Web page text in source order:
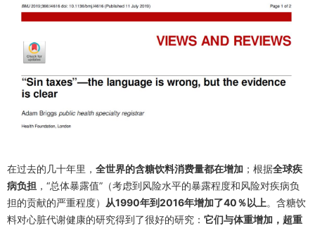
在过去的几十年里， 全世界的含糖饮料消费量都在增加 ；根据全球疾
病负担 ，“总体暴露值”（考虑到风险水平的暴露程度和风险对疾病负
担的贡献的严重程度） 从1990年到2016年增加了40％以上。 含糖饮
料对心脏代谢健康的研究得到了很好的研究： 它们与体重增加，超重